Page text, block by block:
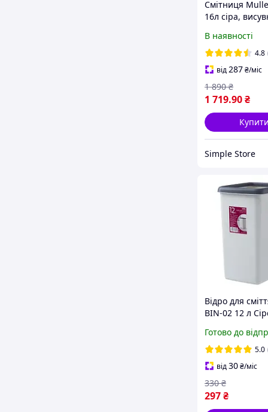
Смітниця
16л сіра,
В наявності
4.8
від287₴/міс
1 719.90₴
1 890 ₴
Купити
Simple Store
Відро для
BIN-02 12 л
Готово до
5.0
від30₴/міс
297₴
330 ₴